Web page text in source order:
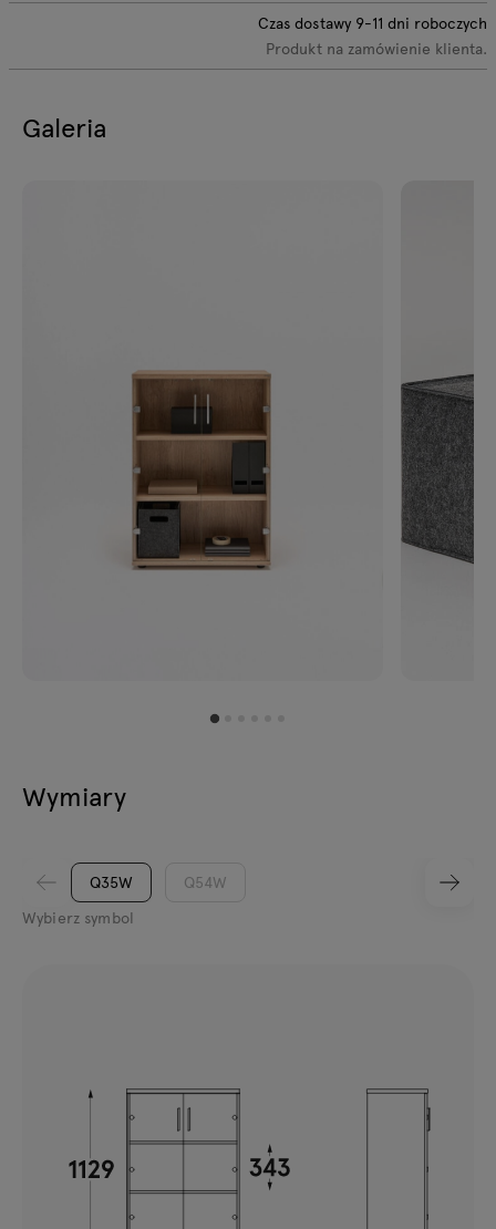
Czas dostawy 9-11 dni roboczych
Produkt na zamówienie klienta.
Galeria
Wymiary
Q35W
Q54W
Wybierz symbol